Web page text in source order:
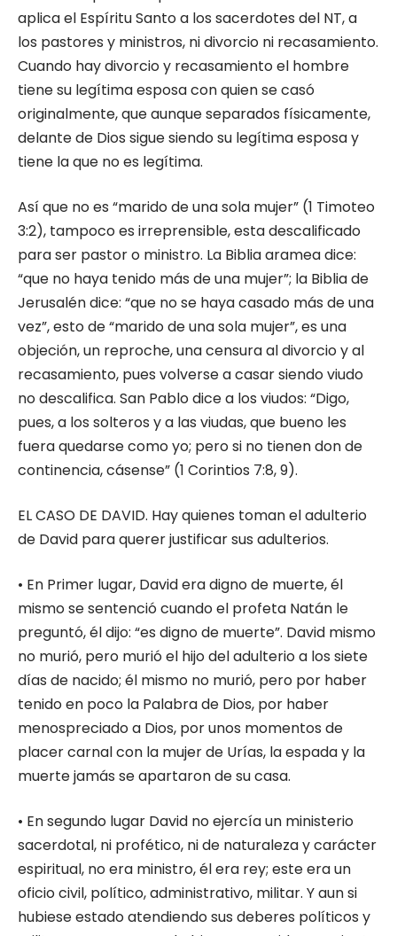
aplica el Espíritu Santo a los sacerdotes del NT, a
los pastores y ministros, ni divorcio ni recasamiento.
Cuando hay divorcio y recasamiento el hombre
tiene su legítima esposa con quien se casó
originalmente, que aunque separados físicamente,
delante de Dios sigue siendo su legítima esposa y
tiene la que no es legítima.
Así que no es “marido de una sola mujer” (1 Timoteo
3:2), tampoco es irreprensible, esta descalificado
para ser pastor o ministro. La Biblia aramea dice:
“que no haya tenido más de una mujer”; la Biblia de
Jerusalén dice: “que no se haya casado más de una
vez”, esto de “marido de una sola mujer”, es una
objeción, un reproche, una censura al divorcio y al
recasamiento, pues volverse a casar siendo viudo
no descalifica. San Pablo dice a los viudos: “Digo,
pues, a los solteros y a las viudas, que bueno les
fuera quedarse como yo; pero si no tienen don de
continencia, cásense” (1 Corintios 7:8, 9).
EL CASO DE DAVID. Hay quienes toman el adulterio
de David para querer justificar sus adulterios.
• En Primer lugar, David era digno de muerte, él
mismo se sentenció cuando el profeta Natán le
preguntó, él dijo: “es digno de muerte”. David mismo
no murió, pero murió el hijo del adulterio a los siete
días de nacido; él mismo no murió, pero por haber
tenido en poco la Palabra de Dios, por haber
menospreciado a Dios, por unos momentos de
placer carnal con la mujer de Urías, la espada y la
muerte jamás se apartaron de su casa.
• En segundo lugar David no ejercía un ministerio
sacerdotal, ni profético, ni de naturaleza y carácter
espiritual, no era ministro, él era rey; este era un
oficio civil, político, administrativo, militar. Y aun si
hubiese estado atendiendo sus deberes políticos y